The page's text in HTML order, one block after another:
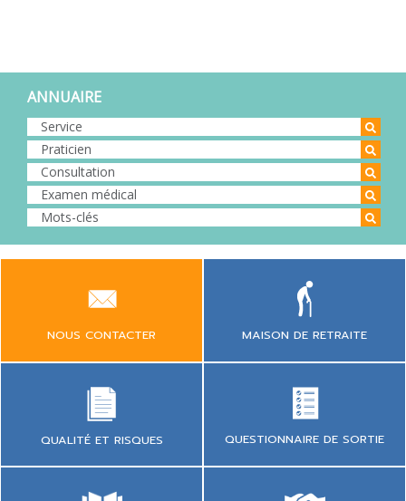
ANNUAIRE
NOUS CONTACTER MAISON DE RETRAITE
QUALITÉ ET RISQUES QUESTIONNAIRE DE SORTIE